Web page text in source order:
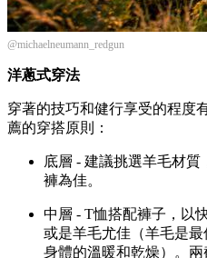
@michaelneumann_redgun
洋蔥式穿法
穿著的技巧和健行享受的程度
薦的穿搭原則：
底層 - 建議挑選羊毛材
褲為佳。
中層 - T恤搭配褲子，以
或是羊毛尤佳（羊毛是
身體的溫暖和乾燥）。